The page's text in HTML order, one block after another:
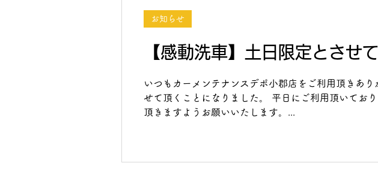
【感動洗車】土日限定とさせ
いつもカーメンテナンスデポ小郡店をご利用頂きあ
せて頂くことになりました。 平日にご利用頂いてお
頂きますようお願いいたします。...
お知らせ